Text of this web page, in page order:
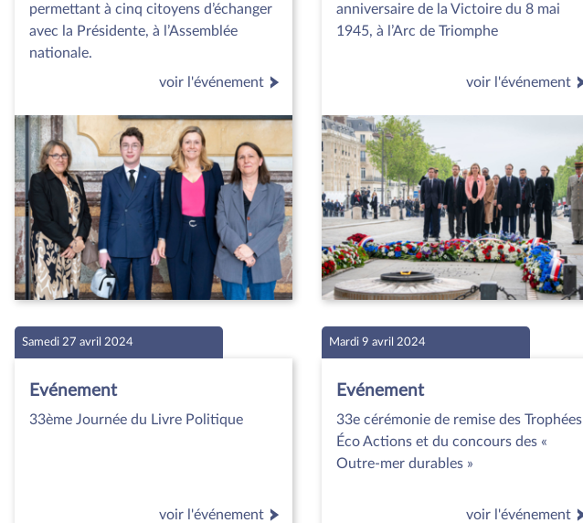
permettant à cinq citoyens d’échanger
avec la Présidente, à l’Assemblée
nationale.
voir l'événement
anniversaire de la Victoire du 8 mai
1945, à l’Arc de Triomphe
voir l'événement
Samedi 27 avril 2024
Evénement
33ème Journée du Livre Politique
voir l'événement
Mardi 9 avril 2024
Evénement
33e cérémonie de remise des Trophées
Éco Actions et du concours des «
Outre-mer durables »
voir l'événement